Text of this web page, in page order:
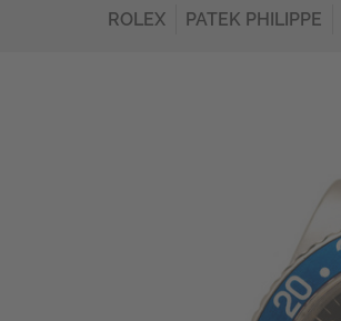
ROLEX PATEK PHILIPPE